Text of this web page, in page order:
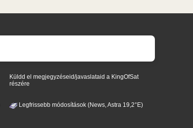
Küldd el megjegyzéseid/javaslataid a KingOfSat
részére
Legfrissebb módosítások (News, Astra 19,2°E)